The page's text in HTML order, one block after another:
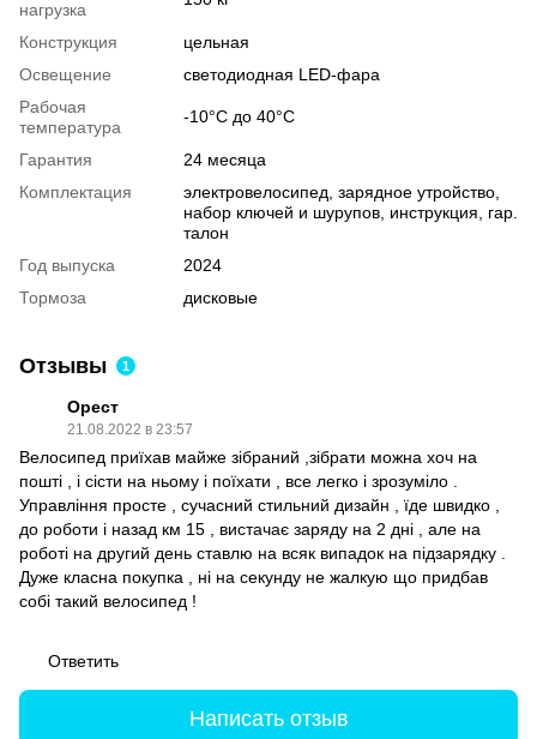
нагрузка
Конструкция
цельная
Освещение
светодиодная LED-фара
Рабочая
температура
-10°C до 40°C
Гарантия
24 месяца
Комплектация
электровелосипед, зарядное утройство,
набор ключей и шурупов, инструкция, гар.
талон
Год выпуска
2024
Тормоза
дисковые
Отзывы 1
Орест
21.08.2022 в 23:57
Велосипед приїхав майже зібраний ,зібрати можна хоч на
пошті , і сісти на ньому і поїхати , все легко і зрозуміло .
Управління просте , сучасний стильний дизайн , їде швидко ,
до роботи і назад км 15 , вистачає заряду на 2 дні , але на
роботі на другий день ставлю на всяк випадок на підзарядку .
Дуже класна покупка , ні на секунду не жалкую що придбав
собі такий велосипед !
Ответить
Написать отзыв